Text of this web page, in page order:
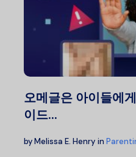
오메글은 아이들에
이드...
byMelissa E. Henry in